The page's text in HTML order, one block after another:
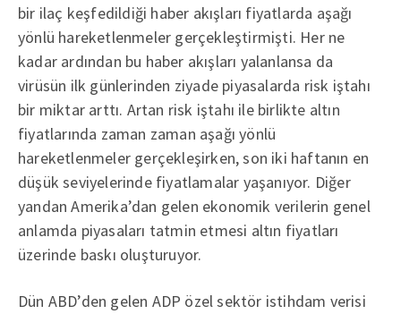
bir ilaç keşfedildiği haber akışları fiyatlarda aşağı
yönlü hareketlenmeler gerçekleştirmişti. Her ne
kadar ardından bu haber akışları yalanlansa da
virüsün ilk günlerinden ziyade piyasalarda risk iştahı
bir miktar arttı. Artan risk iştahı ile birlikte altın
fiyatlarında zaman zaman aşağı yönlü
hareketlenmeler gerçekleşirken, son iki haftanın en
düşük seviyelerinde fiyatlamalar yaşanıyor. Diğer
yandan Amerika’dan gelen ekonomik verilerin genel
anlamda piyasaları tatmin etmesi altın fiyatları
üzerinde baskı oluşturuyor.
Dün ABD’den gelen ADP özel sektör istihdam verisi